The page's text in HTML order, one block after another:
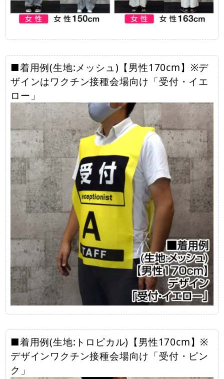
■着用例(生地:メッシュ)【男性170cm】※デ
ザインはワクチン接種会場向け「受付・イエ
ロー」
■着用例(生地:トロピカル)【男性170cm】※
デザインワクチン接種会場向け「受付・ピン
ク」